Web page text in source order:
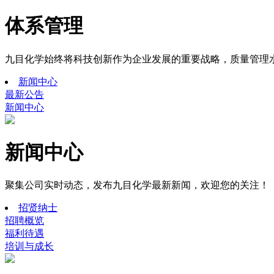
体系管理
九目化学始终将科技创新作为企业发展的重要战略，质量管理
新闻中心
最新公告
新闻中心
新闻中心
聚集公司实时动态，发布九目化学最新新闻，欢迎您的关注！
招贤纳士
招聘概览
福利待遇
培训与成长